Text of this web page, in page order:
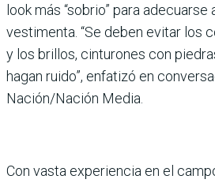
look más “sobrio” para adecuarse
vestimenta. “Se deben evitar los
y los brillos, cinturones con
hagan ruido”, enfatizó en
Nación/Nación Media.
Con vasta experiencia en el